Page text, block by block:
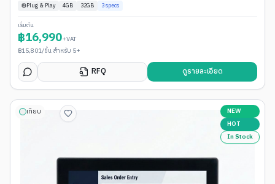
Plug & Play 4GB 32GB 3specs
เริ่มต้น
฿16,990+VAT
฿15,801/ชิ้น สำหรับ 5+
RFQ ดูรายละเอียด
เทียบ
NEW
HOT
In Stock